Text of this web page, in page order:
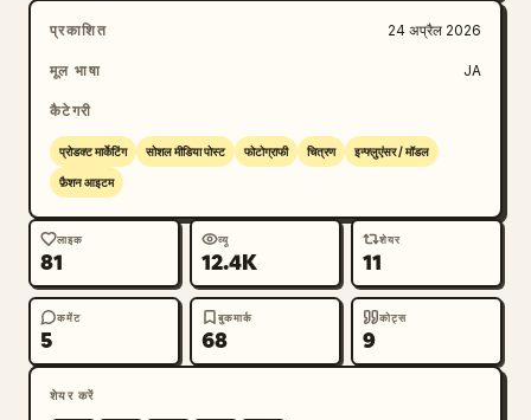
प्रकाशित 24 अप्रैल 2026
मूल भाषा JA
कैटेगरी
प्रोडक्ट मार्केटिंग सोशल मीडिया पोस्ट फोटोग्राफी चित्रण इन्फ्लुएंसर / मॉडल
फ़ैशन आइटम
लाइक
81
व्यू
12.4K
शेयर
11
कमेंट
5
बुकमार्क
68
कोट्स
9
शेयर करें